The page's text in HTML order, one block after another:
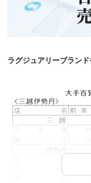
ラグジュアリーブラン